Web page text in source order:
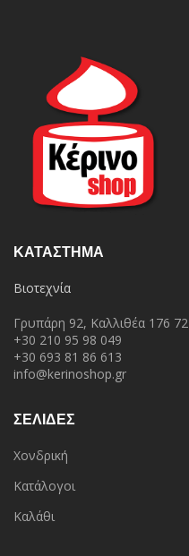
ΚΑΤΆΣΤΗΜΑ
Βιοτεχνία
Γρυπάρη 92, Καλλιθέα 176 72
+30 210 95 98 049
+30 693 81 86 613
info@kerinoshop.gr
ΣΕΛΙΔΕΣ
Χονδρική
Κατάλογοι
Καλάθι